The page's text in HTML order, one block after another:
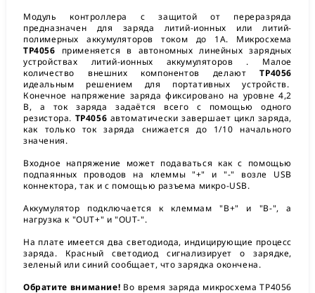
Модуль контроллера с защитой от переразряда
предназначен для заряда литий-ионных или литий-
полимерных аккумуляторов током до 1A. Микросхема
TP4056 применяется в автономных линейных зарядных
устройствах литий-ионных аккумуляторов . Малое
количество внешних компонентов делаютTP4056
идеальным решением для портативных устройств.
Конечное напряжение заряда фиксировано на уровне 4,2
В, а ток заряда задаётся всего с помощью одного
резистора. TP4056 автоматически завершает цикл заряда,
как только ток заряда снижается до 1/10 начального
значения.
Входное напряжение может подаваться как с помощью
подпаянных проводов на клеммы "+" и "-" возле USB
коннектора, так и с помощью разъема микро-USB.
Аккумулятор подключается к клеммам "B+" и "В-", а
нагрузка к "OUT+" и "OUT-".
На плате имеется два светодиода, индицирующие процесс
заряда. Красный светодиод сигнализирует о зарядке,
зеленый или синий сообщает, что зарядка окончена.
Обратите внимание! Во время заряда микросхема TP4056